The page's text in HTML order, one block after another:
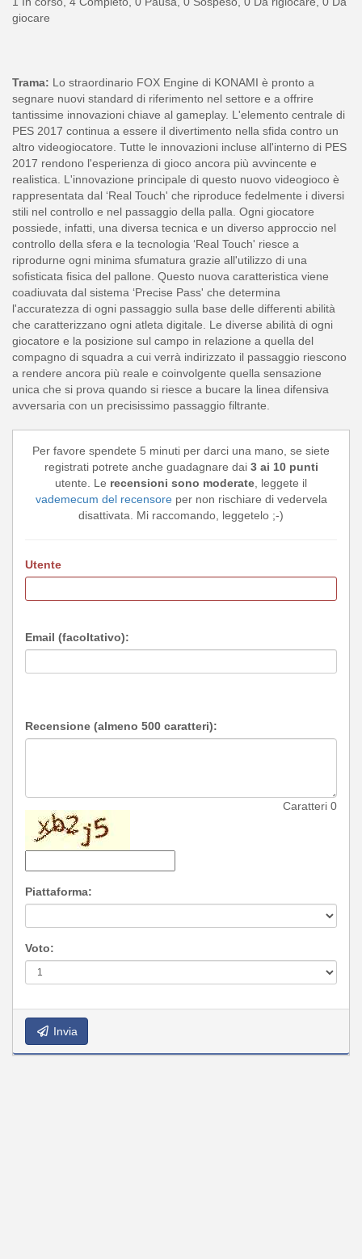
giocare
Trama: Lo straordinario FOX Engine di KONAMI è pronto a
segnare nuovi standard di riferimento nel settore e a offrire
tantissime innovazioni chiave al gameplay. L'elemento centrale di
PES 2017 continua a essere il divertimento nella sfida contro un
altro videogiocatore. Tutte le innovazioni incluse all'interno di PES
2017 rendono l'esperienza di gioco ancora più avvincente e
realistica. L'innovazione principale di questo nuovo videogioco è
rappresentata dal ‘Real Touch' che riproduce fedelmente i diversi
stili nel controllo e nel passaggio della palla. Ogni giocatore
possiede, infatti, una diversa tecnica e un diverso approccio nel
controllo della sfera e la tecnologia ‘Real Touch' riesce a
riprodurne ogni minima sfumatura grazie all'utilizzo di una
sofisticata fisica del pallone. Questo nuova caratteristica viene
coadiuvata dal sistema ‘Precise Pass' che determina
l'accuratezza di ogni passaggio sulla base delle differenti abilità
che caratterizzano ogni atleta digitale. Le diverse abilità di ogni
giocatore e la posizione sul campo in relazione a quella del
compagno di squadra a cui verrà indirizzato il passaggio riescono
a rendere ancora più reale e coinvolgente quella sensazione
unica che si prova quando si riesce a bucare la linea difensiva
avversaria con un precisissimo passaggio filtrante.
Per favore spendete 5 minuti per darci una mano, se siete
registrati potrete anche guadagnare dai 3 ai 10 punti
utente. Le recensioni sono moderate, leggete il
vademecum del recensoreper non rischiare di vedervela
disattivata. Mi raccomando, leggetelo ;-)
Utente
Email (facoltativo):
Recensione (almeno 500 caratteri):
Caratteri 0
Piattaforma:
Voto:
Invia